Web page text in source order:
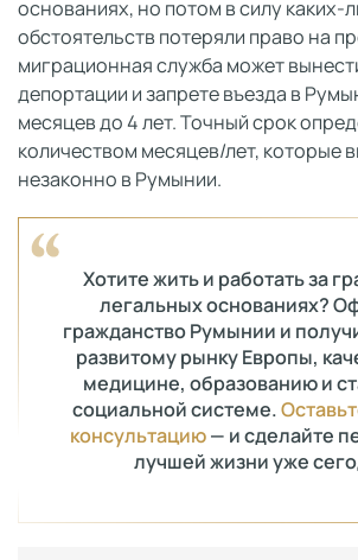
основаниях, но потом в силу каких-
обстоятельств потеряли право на
миграционная служба может
депортации и запрете въезда в
месяцев до 4 лет. Точный срок
количеством месяцев/лет, которые
незаконно в Румынии.
Хотите жить и работать за
легальных основаниях?
гражданство Румынии и
развитому рынку Европы,
медицине, образованию и
социальной системе.
консультацию— и сделайте
лучшей жизни уже